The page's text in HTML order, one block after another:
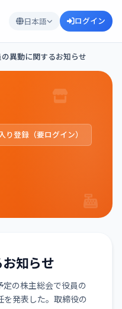
日本語 ログイン
の異動に関するお知らせ
り登録（要ログイン）
知らせ
の株主総会で役員の
発表した。取締役の